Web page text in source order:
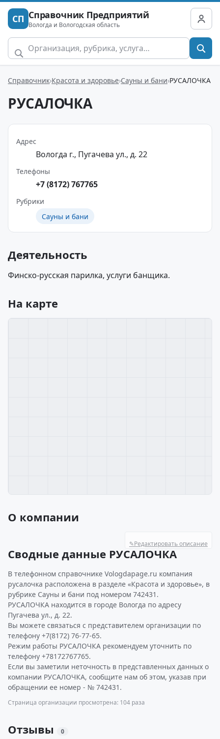
СП Справочник Предприятий
Вологда и Вологодская область
Справочник Красота и здоровье Сауны и бани РУСАЛОЧКА
РУСАЛОЧКА
Адрес
Вологда г., Пугачева ул., д. 22
Телефоны
+7 (8172) 767765
Рубрики
Сауны и бани
Деятельность
Финско-русская парилка, услуги банщика.
На карте
О компании
✎Редактировать описание
Сводные данные РУСАЛОЧКА
В телефонном справочнике Vologdapage.ru компания
русалочка расположена в разделе «Красота и здоровье», в
рубрике Сауны и бани под номером 742431.
РУСАЛОЧКА находится в городе Вологда по адресу
Пугачева ул., д. 22.
Вы можете связаться с представителем организации по
телефону +7(8172) 76-77-65.
Режим работы РУСАЛОЧКА рекомендуем уточнить по
телефону +78172767765.
Если вы заметили неточность в представленных данных о
компании РУСАЛОЧКА, сообщите нам об этом, указав при
обращении ее номер - № 742431.
Страница организации просмотрена: 104 раза
Отзывы 0